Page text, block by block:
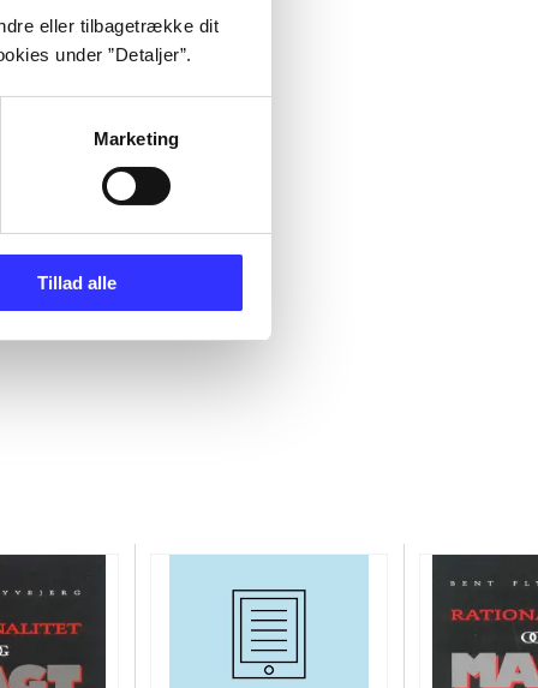
eller tilbagetrække dit
under ”Detaljer”.
Marketing
Tillad alle